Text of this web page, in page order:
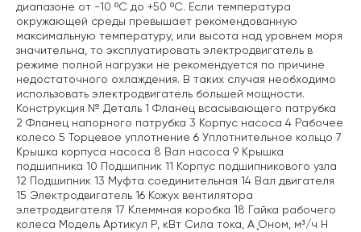
диапазоне от -10 ºС до +50 ºС. Если температура
окружающей среды превышает рекомендованную
максимальную температуру, или высота над уровнем моря
значительна, то эксплуатировать электродвигатель в
режиме полной нагрузки не рекомендуется по причине
недостаточного охлаждения. В таких случая необходимо
использовать электродвигатель большей мощности.
Конструкция № Деталь 1 Фланец всасывающего патрубка
2 Фланец напорного патрубка 3 Корпус насоса 4 Рабочее
колесо 5 Торцевое уплотнение 6 Уплотнительное кольцо 7
Крышка корпуса насоса 8 Вал насоса 9 Крышка
подшипника 10 Подшипник 11 Корпус подшипникового узла
12 Подшипник 13 Муфта соединительная 14 Вал двигателя
15 Электродвигатель 16 Кожух вентилятора
элетродвигателя 17 Клеммная коробка 18 Гайка рабочего
колеса Модель Артикул Р, кВт Сила тока, А Ǫном, м³/ч H